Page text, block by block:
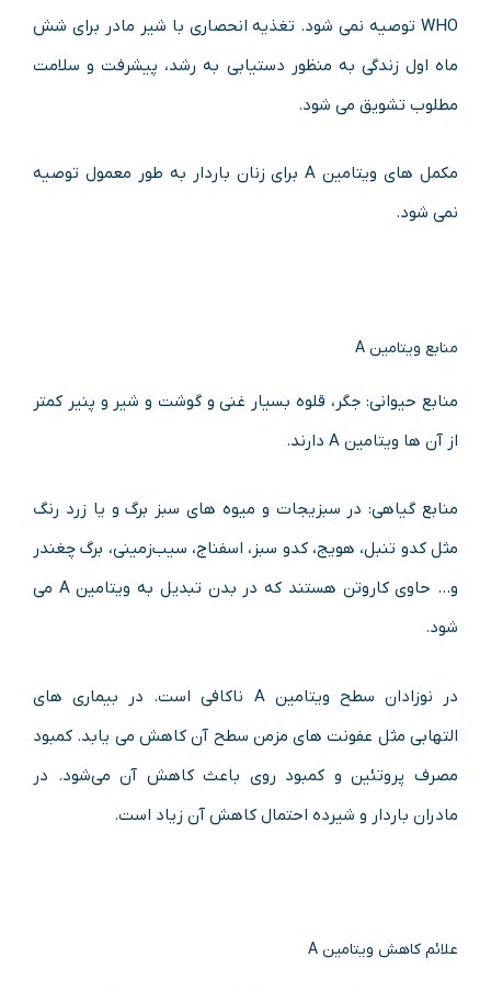
WHO توصیه نمی شود. تغذیه انحصاری با شیر مادر برای شش
ماه اول زندگی به منظور دستیابی به رشد، پیشرفت و سلامت
مطلوب تشویق می شود.
مکمل های ویتامین A برای زنان باردار به طور معمول توصیه
نمی شود.
منابع ویتامین A
منابع حیوانی: جگر، قلوه بسیار غنی و گوشت و شیر و پنیر کمتر
از آن ها ویتامین A دارند.
منابع گیاهی: در سبزیجات و میوه های سبز برگ و یا زرد رنگ
مثل کدو تنبل، هویج، کدو سبز، اسفناج، سیب‌زمینی، برگ چغندر
و… حاوی کاروتن هستند که در بدن تبدیل به ویتامین A می
شود.
در نوزادان سطح ویتامین A ناکافی است. در بیماری های
التهابی مثل عفونت های مزمن سطح آن کاهش می یابد. کمبود
مصرف پروتئین و کمبود روی باعث کاهش آن می‌شود. در
مادران باردار و شیرده احتمال کاهش آن زیاد است.
علائم کاهش ویتامین A